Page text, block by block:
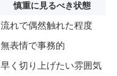
慎重に見るべき状態
流れで偶然触れた程度
無表情で事務的
早く切り上げたい雰囲気